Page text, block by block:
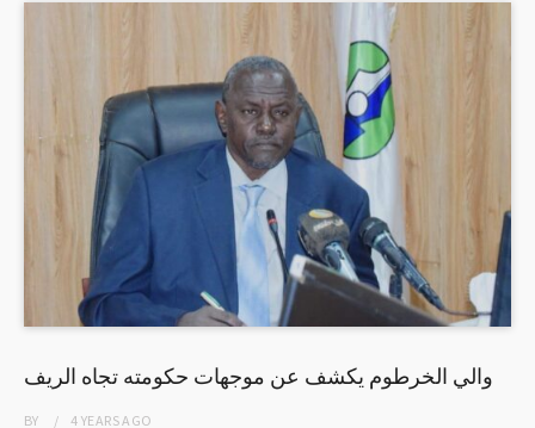
والي الخرطوم يكشف عن موجهات حكومته تجاه الريف
BY 4 YEARSAGO